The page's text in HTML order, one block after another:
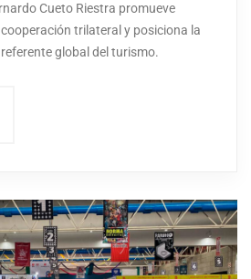
Cueto Riestra promueve
trilateral y posiciona la
global del turismo.